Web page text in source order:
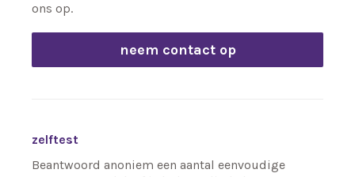
ons op.
neem contact op
zelftest
Beantwoord anoniem een aantal eenvoudige